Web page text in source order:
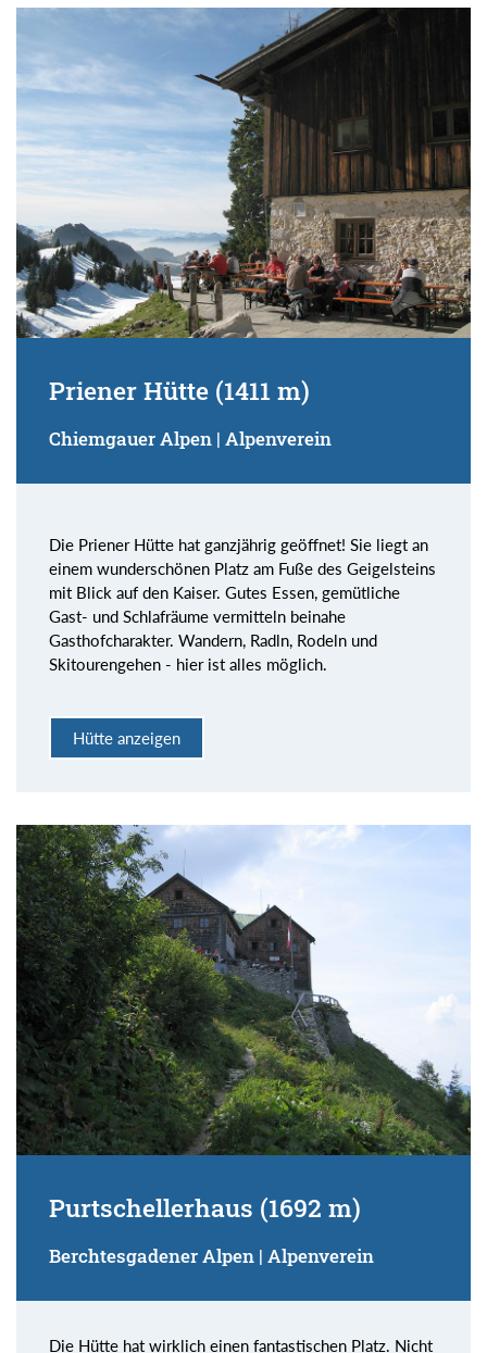
Priener Hütte (1411 m)
Chiemgauer Alpen | Alpenverein
Die Priener Hütte hat ganzjährig geöffnet! Sie liegt an
einem wunderschönen Platz am Fuße des Geigelsteins
mit Blick auf den Kaiser. Gutes Essen, gemütliche
Gast- und Schlafräume vermitteln beinahe
Gasthofcharakter. Wandern, Radln, Rodeln und
Skitourengehen - hier ist alles möglich.
Hütte anzeigen
Purtschellerhaus (1692 m)
Berchtesgadener Alpen | Alpenverein
Die Hütte hat wirklich einen fantastischen Platz. Nicht